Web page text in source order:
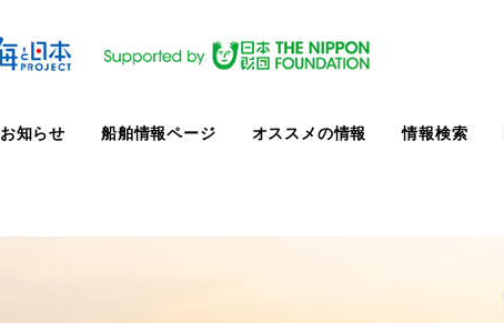
お知らせ 船舶情報ページ オススメの情報 情報検索